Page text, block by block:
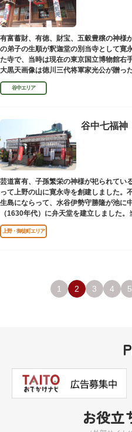
有富蓄財、有徳、財宝、五穀豊穣の神様
の弟子の生順が釈迦堂の別当寺として寛
た寺で、当時は現在の東京国立博物館右
大黒天画像は徳川三代将軍家光公が贈っ
の大黒天木像は台東区文化財に指定され
谷中エリア
谷中七福神
芸道富有、子孫繁栄の神様が祀られてい
って上野の山に寛永寺を創建しました。
生島にならって、水谷伊勢守勝隆が池に
（1630年代）に弁天堂を建立しました
たが、後に橋が架けられました。
上野・御徒町エリア
1 2 3 4 5
お役立